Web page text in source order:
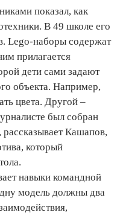
показал, как
В 49 школе его
Lego-наборы содержат
прилагается
дети сами задают
объекта. Например,
цвета. Другой –
был собран
Кашапов,
который
навыки командной
модель должны два